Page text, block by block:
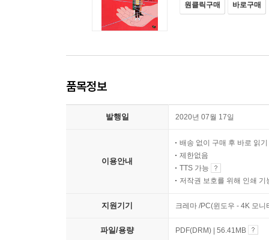
원클릭구매 바로구매
품목정보
발행일 2020년 07월 17일
이용안내
배송 없이 구매 후 바로 읽기
제한없음
TTS 가능
저작권 보호를 위해 인쇄 기
지원기기 크레마 /PC(윈도우 - 4K 모
파일/용량 PDF(DRM) | 56.41MB